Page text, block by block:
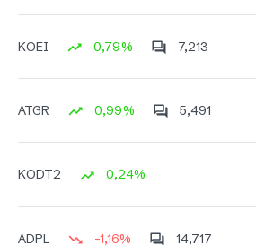
KOEI 0,79% 7,213
ATGR 0,99% 5,491
KODT2 0,24%
ADPL -1,16% 14,717